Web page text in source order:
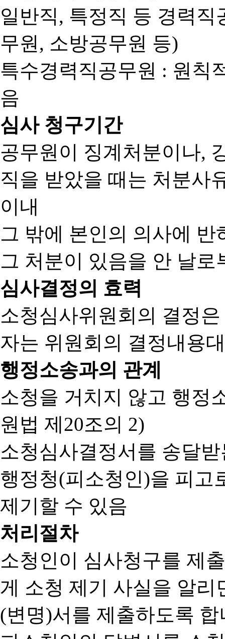
일반직, 특정직 등 경력
무원, 소방공무원 등)
특수경력직공무원 : 원칙
음
심사 청구기간
공무원이 징계처분이나,
직을 받았을 때는 처분사
이내
그 밖에 본인의 의사에
그 처분이 있음을 안 날로
심사결정의 효력
소청심사위원회의 결정
자는 위원회의 결정내용
행정소송과의 관계
소청을 거치지 않고 행정
원법 제20조의 2)
소청심사결정서를 송달
행정청(피소청인)을 피고
제기할 수 있음
처리절차
소청인이 심사청구를 제
게 소청 제기 사실을 알
(변명)서를 제출하도록 합